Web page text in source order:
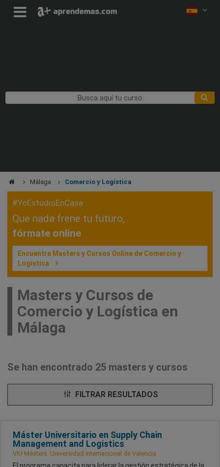
Málaga Comercio y Logística
#YoEstudioEnCasa
Que nada frene tu futuro,
fórmate online
Encuentra Masters y Cursos Online de Comercio y
Logística
Masters y Cursos de
Comercio y Logística en
Málaga
Se han encontrado 25 masters y cursos
FILTRAR RESULTADOS
Máster Universitario en Supply Chain
Management and Logistics
VIU Másters. Universidad Internacional de Valencia